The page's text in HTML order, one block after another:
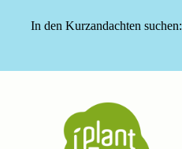
In den Kurzandachten suchen: